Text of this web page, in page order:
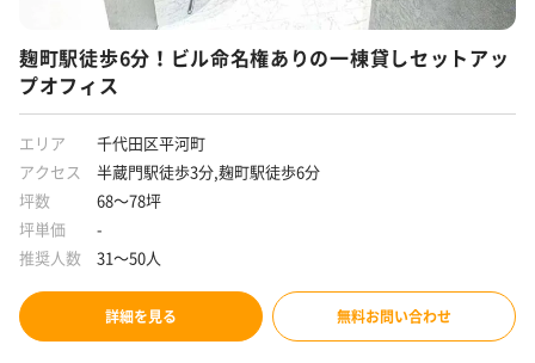
麹町駅徒歩6分！ビル命名権ありの一棟貸しセットアッ
プオフィス
エリア
千代田区平河町
アクセス
半蔵門駅徒歩3分,麹町駅徒歩6分
坪数
68～78坪
坪単価
-
推奨人数
31～50人
詳細を見る 無料お問い合わせ